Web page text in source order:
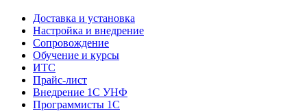
Доставка и установка
Настройка и внедрение
Сопровождение
Обучение и курсы
ИТС
Прайс-лист
Внедрение 1С УНФ
Программисты 1С